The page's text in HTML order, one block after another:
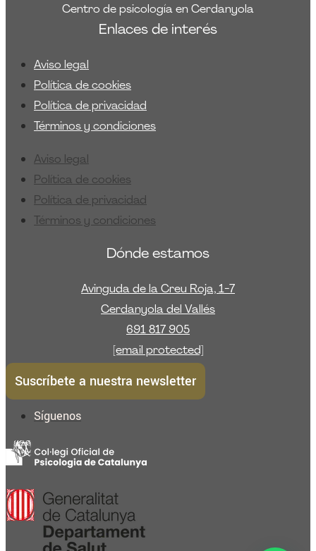
Centro de psicología en Cerdanyola
Enlaces de interés
Aviso legal
Política de cookies
Política de privacidad
Términos y condiciones
Aviso legal
Política de cookies
Política de privacidad
Términos y condiciones
Dónde estamos
Avinguda de la Creu Roja, 1-7
Cerdanyola del Vallés
691 817 905
[email protected]
Suscríbete a nuestra newsletter
Síguenos